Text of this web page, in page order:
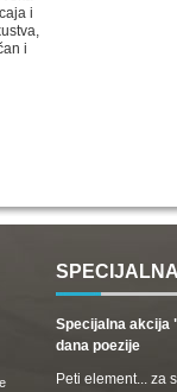
i
i
Specijalna akcija
dana poezije
Peti element... za